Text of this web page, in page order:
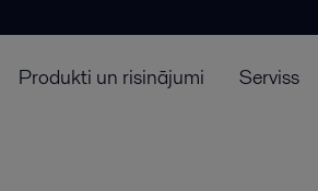
Produkti un risinājumi Serviss